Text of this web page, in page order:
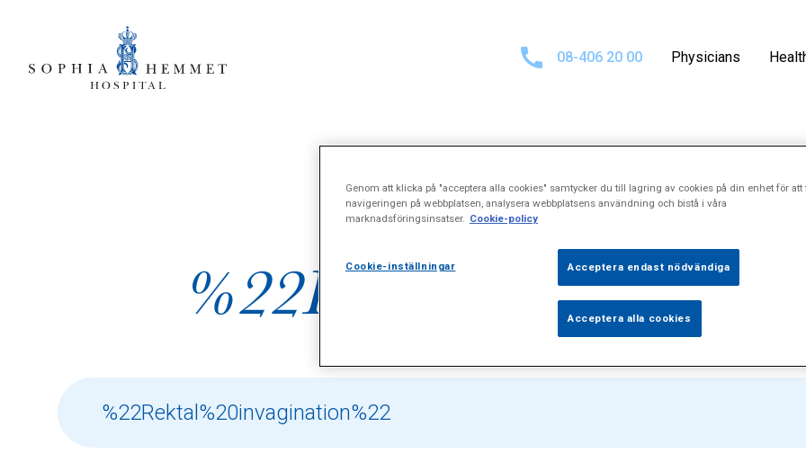
08-406 20 00 Physicians
Search results
Genom att klicka på "acceptera alla cookies" samtycker du till lagring av cookies på din enhet för att
navigeringen på webbplatsen, analysera webbplatsens användning och bistå i våra
marknadsföringsinsatser. Cookie-policy
Cookie-inställningar Acceptera endast nödvändiga
Acceptera alla cookies